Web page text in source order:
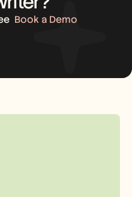
Book a Demo